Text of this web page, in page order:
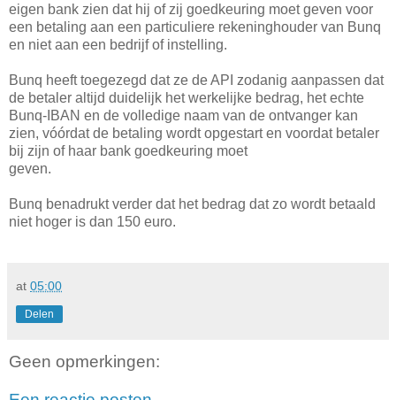
eigen bank zien dat hij of zij goedkeuring moet geven voor
een betaling aan een particuliere rekeninghouder van Bunq
en niet aan een bedrijf of instelling.
Bunq heeft toegezegd dat ze de API zodanig aanpassen dat
de betaler altijd duidelijk het werkelijke bedrag, het echte
Bunq-IBAN en de volledige naam van de ontvanger kan
zien, vóórdat de betaling wordt opgestart en voordat betaler
bij zijn of haar bank goedkeuring moet
geven.
Bunq benadrukt verder dat het bedrag dat zo wordt betaald
niet hoger is dan 150 euro.
at 05:00
Delen
Geen opmerkingen: